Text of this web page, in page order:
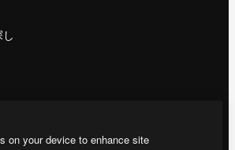
on your device to enhance site